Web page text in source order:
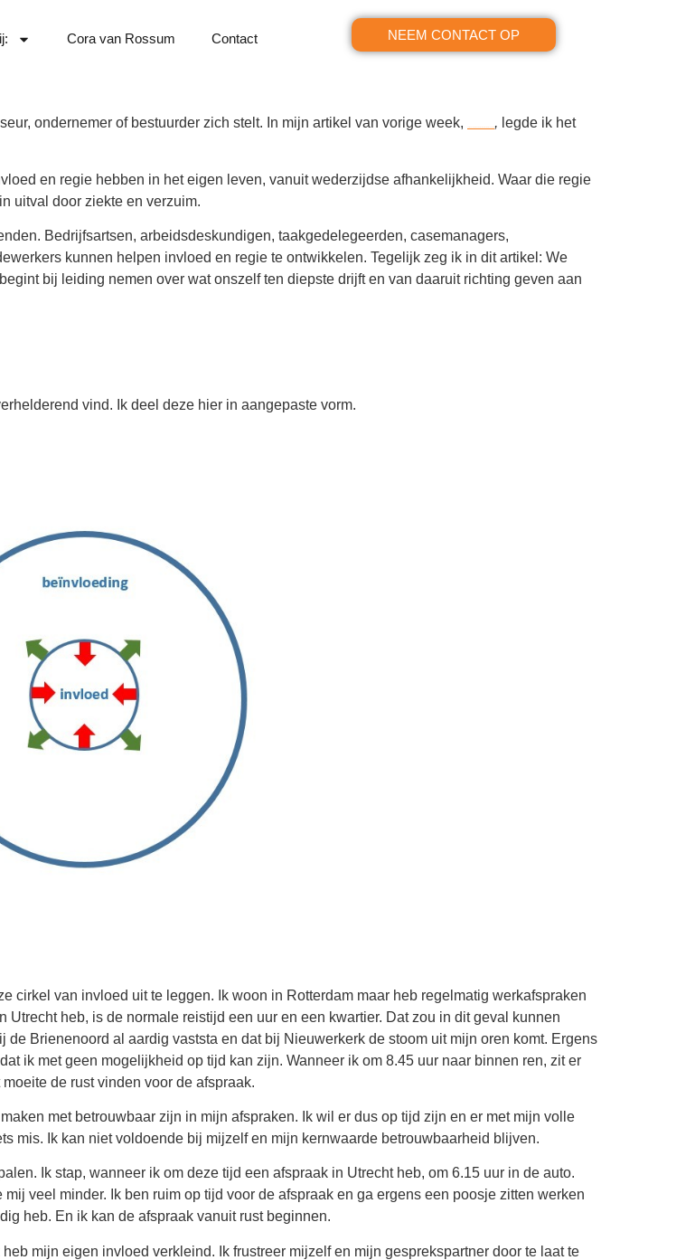
Cora van Rossum Contact NEEM CONTACT OP
ondernemer of bestuurder zich stelt. In mijn artikel van vorige week, , legde ik het
en regie hebben in het eigen leven, vanuit wederzijdse afhankelijkheid. Waar die regie
uitval door ziekte en verzuim.
Bedrijfsartsen, arbeidsdeskundigen, taakgedelegeerden, casemanagers,
kunnen helpen invloed en regie te ontwikkelen. Tegelijk zeg ik in dit artikel: We
bij leiding nemen over wat onszelf ten diepste drijft en van daaruit richting geven aan
vind. Ik deel deze hier in aangepaste vorm.
cirkel van invloed uit te leggen. Ik woon in Rotterdam maar heb regelmatig werkafspraken
heb, is de normale reistijd een uur en een kwartier. Dat zou in dit geval kunnen
Brienenoord al aardig vaststa en dat bij Nieuwerkerk de stoom uit mijn oren komt. Ergens
ik met geen mogelijkheid op tijd kan zijn. Wanneer ik om 8.45 uur naar binnen ren, zit er
de rust vinden voor de afspraak.
met betrouwbaar zijn in mijn afspraken. Ik wil er dus op tijd zijn en er met mijn volle
mis. Ik kan niet voldoende bij mijzelf en mijn kernwaarde betrouwbaarheid blijven.
Ik stap, wanneer ik om deze tijd een afspraak in Utrecht heb, om 6.15 uur in de auto.
veel minder. Ik ben ruim op tijd voor de afspraak en ga ergens een poosje zitten werken
heb. En ik kan de afspraak vanuit rust beginnen.
mijn eigen invloed verkleind. Ik frustreer mijzelf en mijn gesprekspartner door te laat te